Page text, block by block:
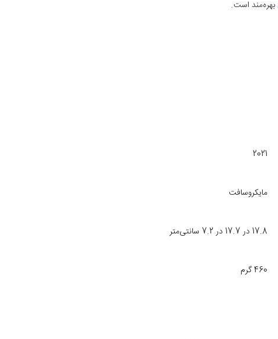
بهره‌مند است.
2021
مایکروسافت
17.8 در 17.7 در 7.2 سانتی‌متر
460 گرم